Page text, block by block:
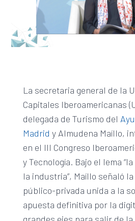
La secretaria general de la
Capitales Iberoamericanas
delegada de Turismo del
Madrid y Almudena Maíllo,
en el III Congreso
y Tecnología. Bajo el lema
la industria”, Maíllo señaló
público-privada unida a la
apuesta definitiva por la